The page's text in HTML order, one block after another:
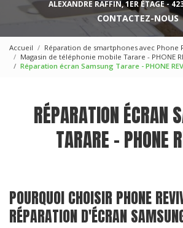
ALEXANDRE RAFFIN, 1ER ÉTAGE -
CONTACTEZ-NOUS
Accueil
Réparation de smartphones avec Phone
Magasin de téléphonie mobile Tarare - PHONE
Réparation écran Samsung Tarare - PHONE
RÉPARATION ÉCRAN
TARARE - PHONE
POURQUOI CHOISIR PHONE
RÉPARATION D'ÉCRAN